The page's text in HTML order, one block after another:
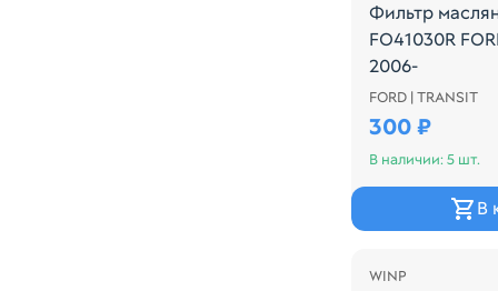
Фильтр
FO41030R
2006-
FORD | TRANSIT
300 ₽
В наличии: 5 шт.
В
WINP